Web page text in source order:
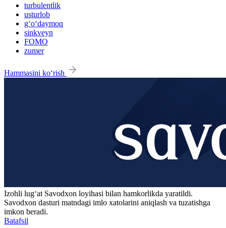
turbulentlik
usturlob
g‘o‘daymoq
sinkveyn
FOMO
zumer
Hammasini ko‘rish
Izohli lugʻat Savodxon loyihasi bilan hamkorlikda yaratildi.
Savodxon dasturi matndagi imlo xatolarini aniqlash va tuzatishga
imkon beradi.
Batafsil